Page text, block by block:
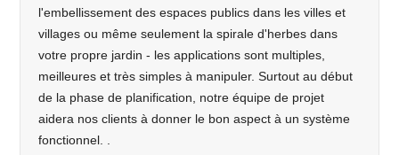
l'embellissement des espaces publics dans les villes et
villages ou même seulement la spirale d'herbes dans
votre propre jardin - les applications sont multiples,
meilleures et très simples à manipuler. Surtout au début
de la phase de planification, notre équipe de projet
aidera nos clients à donner le bon aspect à un système
fonctionnel. .